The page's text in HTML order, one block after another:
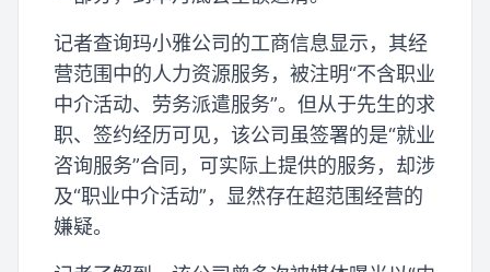
记者查询玛小雅公司的工商信息显示，其经
营范围中的人力资源服务，被注明“不含职业
中介活动、劳务派遣服务”。但从于先生的求
职、签约经历可见，该公司虽签署的是“就业
咨询服务”合同，可实际上提供的服务，却涉
及“职业中介活动”，显然存在超范围经营的
嫌疑。